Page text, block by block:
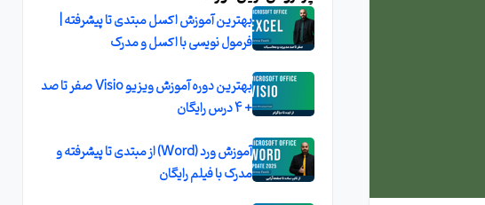
بهترین آموزش اکسل مبتدی تا پیشرفته |
فرمول نویسی با اکسل و مدرک
بهترین دوره آموزش ویزیو Visio صفر تا صد
+ 4 درس رایگان
آموزش ورد (Word) از مبتدی تا پیشرفته و
مدرک با فیلم رایگان